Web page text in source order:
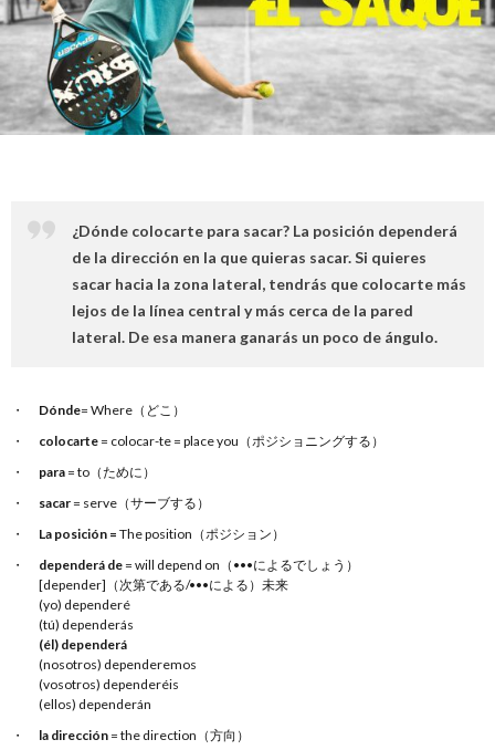
¿Dónde colocarte para sacar? La posición dependerá
de la dirección en la que quieras sacar. Si quieres
sacar hacia la zona lateral, tendrás que colocarte más
lejos de la línea central y más cerca de la pared
lateral. De esa manera ganarás un poco de ángulo.
Dónde= Where（どこ）
colocarte = colocar-te = place you（ポジショニングする）
para = to（ために）
sacar = serve（サーブする）
La posición = The position（ポジション）
dependerá de = will depend on（•••によるでしょう）
[depender]（次第である/•••による）未来
(yo) dependeré
(tú) dependerás
(él) dependerá
(nosotros) dependeremos
(vosotros) dependeréis
(ellos) dependerán
la dirección = the direction（方向）